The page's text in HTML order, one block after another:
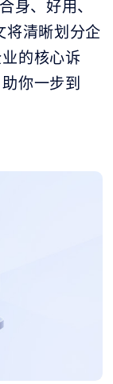
身、好用、
将清晰划分企
的核心诉
你一步到